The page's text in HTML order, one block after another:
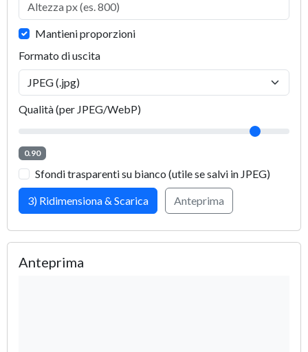
Mantieni proporzioni
Formato di uscita
Qualità (per JPEG/WebP)
0.90
Sfondi trasparenti su bianco (utile se salvi in JPEG)
3) Ridimensiona & Scarica Anteprima
Anteprima